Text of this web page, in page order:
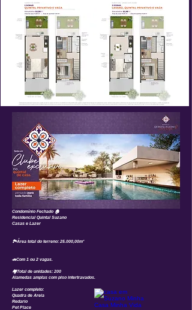
Condomínio Fechado 🏠
Residencial Quintal Suzano
Casas e Lazer
🏞️Área total do terreno: 25.000,00m²
🚗Com 1 ou 2 vagas.
🏘️Total de unidades: 200
Alamedas amplas com piso intertravados.
Lazer completo:
Quadra de Areia
Redario
Pet Place